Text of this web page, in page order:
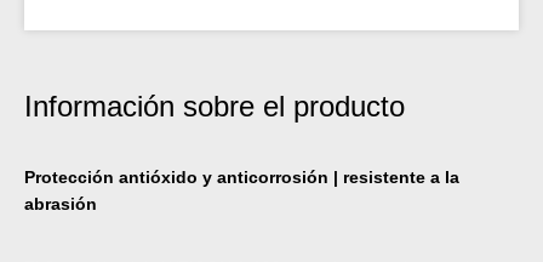
Información sobre el producto
Protección antióxido y anticorrosión | resistente a la
abrasión